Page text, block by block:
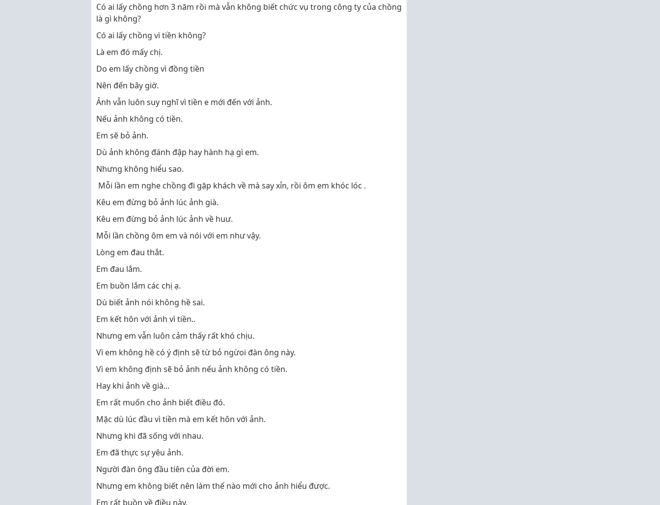
Có ai lấy chồng hơn 3 năm rồi mà vẫn không biết chức vụ trong công ty của chồng
là gì không?
Có ai lấy chồng vì tiền không?
Là em đó mấy chị.
Do em lấy chồng vì đồng tiền
Nên đến bây giờ.
Ảnh vẫn luôn suy nghĩ vì tiền e mới đến với ảnh.
Nếu ảnh không có tiền.
Em sẽ bỏ ảnh.
Dù ảnh không đánh đập hay hành hạ gì em.
Nhưng không hiểu sao.
Mỗi lần em nghe chồng đi gặp khách về mà say xỉn, rồi ôm em khóc lóc .
Kêu em đừng bỏ ảnh lúc ảnh già.
Kêu em đừng bỏ ảnh lúc ảnh về huư.
Mỗi lần chồng ôm em và nói với em như vậy.
Lòng em đau thắt.
Em đau lắm.
Em buồn lắm các chị ạ.
Dù biết ảnh nói không hề sai.
Em kết hôn với ảnh vì tiền..
Nhưng em vẫn luôn cảm thấy rất khó chịu.
Vì em không hề có ý định sẽ từ bỏ ngừoi đàn ông này.
Vì em không định sẽ bỏ ảnh nếu ảnh không có tiền.
Hay khi ảnh về già...
Em rất muốn cho ảnh biết điều đó.
Mặc dù lúc đầu vì tiền mà em kết hôn với ảnh.
Nhưng khi đã sống với nhau.
Em đã thực sự yêu ảnh.
Người đàn ông đầu tiên của đời em.
Nhưng em không biết nên làm thế nào mới cho ảnh hiểu được.
Em rất buồn về điều này.